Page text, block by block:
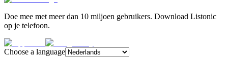
Doe mee met meer dan 10 miljoen gebruikers. Download Listonic
op je telefoon.
Choose a language